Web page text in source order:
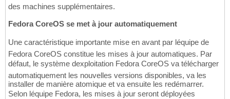
des machines supplémentaires.
Fedora CoreOS se met à jour automatiquement
Une caractéristique importante mise en avant par léquipe de
Fedora CoreOS constitue les mises à jour automatiques. Par
défaut, le système dexploitation Fedora CoreOS va télécharger
automatiquement les nouvelles versions disponibles, va les
installer de manière atomique et va ensuite les redémarrer.
Selon léquipe Fedora, les mises à jour seront déployées